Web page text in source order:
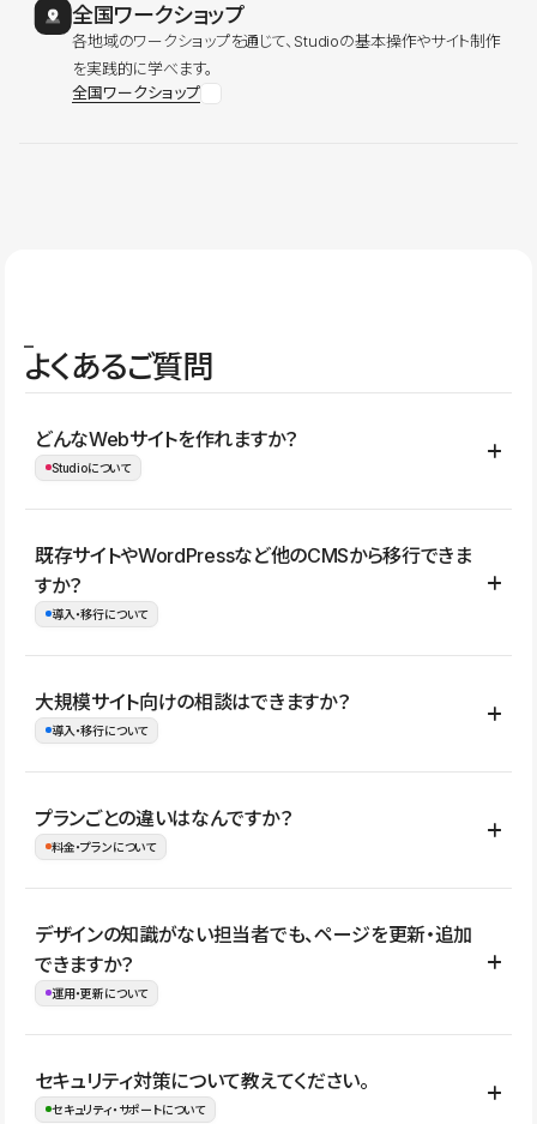
全国ワークショップ
各地域のワークショップを通じて、Studioの基本操作やサイト制作
を実践的に学べます。
全国ワークショップ
よくあるご質問
どんなWebサイトを作れますか？
Studioについて
コーポレートサイト、サービスサイト、LP、採用サイト、ブロ
グ・メディア、イベントサイト、店舗・商品紹介サイト、ポートフ
ォリオなど幅広く制作できます。
既存サイトやWordPressなど他のCMSから移行できま
すか？
導入・移行について
はい。既存サイトの構成やコンテンツ、URLを整理したうえで、
Studio上に再構築する形で移行できます。 WordPressの場合は、
イト全体のデザインや設定がそのまま移行されるわけではないた
め、移行後にページ構成やデザイン、CMS設計、URL・リダイレク
大規模サイト向けの相談はできますか？
導入・移行について
はい。アクセス規模が大きいサイトや、複数部門での運用、権限管
理、セキュリティ確認、既存システムとの連携など、個別の要件が
ない段階でも、お問い合わせください。
お問合せはこちら
プランごとの違いはなんですか？
料金・プランについて
公開ページ数、バージョン履歴の期間、CMS利用数の上限、権限
管理の有無などがプランごとに異なります。詳しくは料金プランペ
ージをご覧ください。
デザインの知識がない担当者でも、ページを更新・追加
できますか？
運用・更新について
はい。CMSやコンポーネントを活用して更新範囲を設計しておく
ことで、デザインを崩しにくい状態で運用できます。 さらにコン
セキュリティ対策について教えてください。
セキュリティ・サポートについて